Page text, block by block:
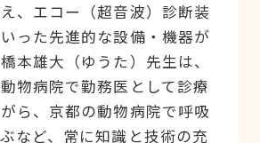
、エコー（超音波）診断装
った先進的な設備・機器が
本雄大（ゆうた）先生は、
物病院で勤務医として診療
ら、京都の動物病院で呼吸
など、常に知識と技術の充